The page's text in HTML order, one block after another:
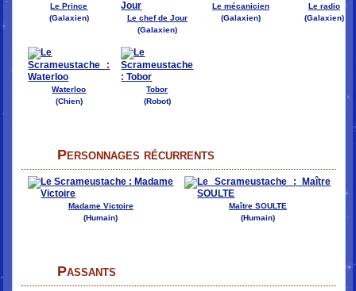
Le Prince
(Galaxien)
Le chef de Jour
(Galaxien)
Le mécanicien
(Galaxien)
Le radio
(Galaxien)
Waterloo
(Chien)
Tobor
(Robot)
Personnages récurrents
Madame Victoire
(Humain)
Maître SOULTE
(Humain)
Passants